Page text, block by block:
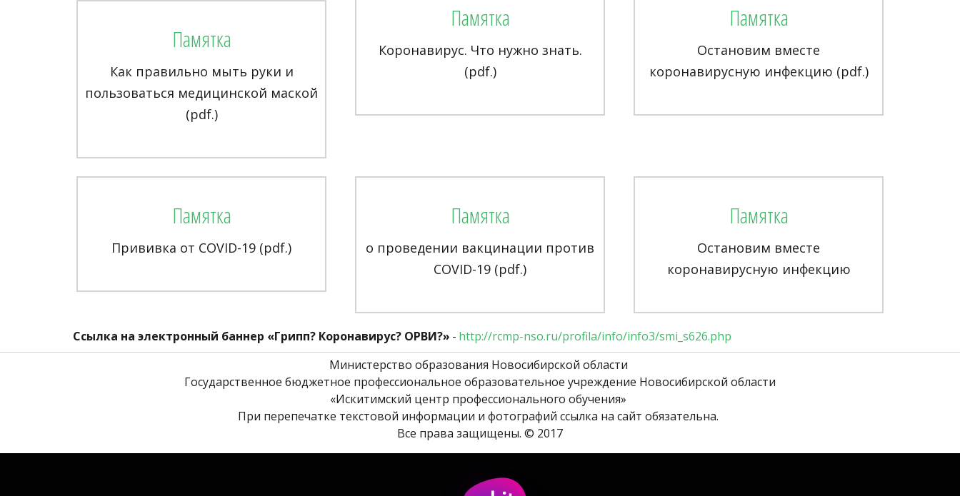
Памятка
Как правильно мыть руки и
пользоваться медицинской маской
(pdf.)
Памятка
Коронавирус. Что нужно знать.
(pdf.)
Памятка
Остановим вместе
коронавирусную инфекцию (pdf.)
Памятка
Прививка от COVID-19 (pdf.)
Памятка
о проведении вакцинации против
СОVID-19 (pdf.)
Памятка
Остановим вместе
коронавирусную инфекцию
Ссылка на электронный баннер «Грипп? Коронавирус? ОРВИ?» - http://rcmp-nso.ru/profila/info/info3/smi_s626.php
Министерство образования Новосибирской области
Государственное бюджетное профессиональное образовательное учреждение Новосибирской области
«Искитимский центр профессионального обучения»
При перепечатке текстовой информации и фотографий ссылка на сайт обязательна.
Все права защищены. © 2017